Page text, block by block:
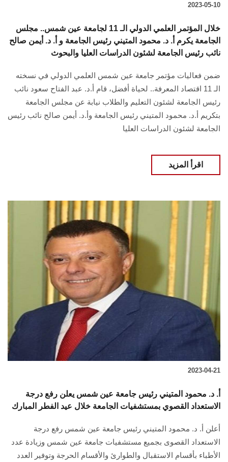
2023-05-10
خلال المؤتمر العلمي الدولي الـ 11 لجامعة عين شمس.. مجلس
الجامعة يكرم أ. د. محمود المتيني رئيس الجامعة و أ. د. أيمن صالح
نائب رئيس الجامعة لشئون الدراسات العليا والبحوث
ضمن فعاليات مؤتمر جامعة عين شمس العلمي الدولي في نسخته
الـ 11 اقتصاد المعرفة.. لحياة أفضل، قام أ.د. عبد الفتاح سعود نائب
رئيس الجامعة لشئون التعليم والطلاب نيابة عن مجلس الجامعة
بتكريم أ.د. محمود المتيني رئيس الجامعة وأ.د. أيمن صالح نائب رئيس
الجامعة لشئون الدراسات العليا
اقرأ المزيد
2023-04-21
أ. د. محمود المتيني رئيس جامعة عين شمس يعلن رفع درجة
الاستعداد القصوي بمستشفيات الجامعة خلال عيد الفطر المبارك
أعلن أ. د. محمود المتيني رئيس جامعة عين شمس رفع درجة
الاستعداد القصوى بجميع مستشفيات جامعة عين شمس وزيادة عدد
الأطباء بأقسام الاستقبال والطوارئ والأقسام الحرجة وتوفير العدد